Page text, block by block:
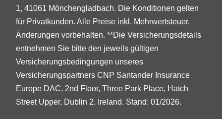
1, 41061 Mönchengladbach. Die Konditionen gelten
für Privatkunden. Alle Preise inkl. Mehrwertsteuer.
Änderungen vorbehalten. **Die Versicherungsdetails
entnehmen Sie bitte den jeweils gültigen
Versicherungsbedingungen unseres
Versicherungspartners CNP Santander Insurance
Europe DAC, 2nd Floor, Three Park Place, Hatch
Street Upper, Dublin 2, Ireland. Stand: 01/2026.